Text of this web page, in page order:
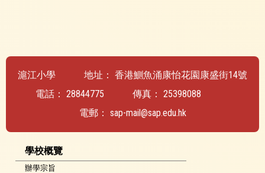
滬江小學 地址： 香港鰂魚涌康怡花園康盛街14號
電話： 28844775 傳真： 25398088
電郵： sap-mail@sap.edu.hk
學校概覽
辦學宗旨